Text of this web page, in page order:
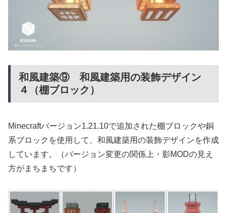
和風建築⑨ 和風建築用の装飾デザイン
４（棚ブロック）
Minecraftバージョン1.21.10で追加された棚ブロックや銅
系ブロックを使用して、和風建築用の装飾デザインを作成
しています。（バージョン変更の関係上・影MODの見え
方がまちまちです）